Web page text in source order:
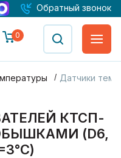
Обратный звонок
0
Датчики
КТСП-
(D6,